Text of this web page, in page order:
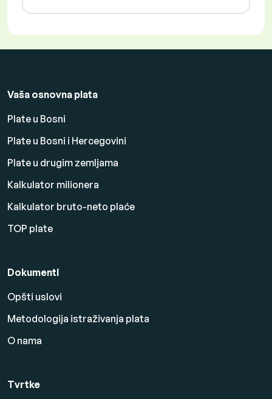
Vaša osnovna plata
Plate u Bosni
Plate u Bosni i Hercegovini
Plate u drugim zemljama
Kalkulator milionera
Kalkulator bruto-neto plaće
TOP plate
Dokumenti
Opšti uslovi
Metodologija istraživanja plata
O nama
Tvrtke